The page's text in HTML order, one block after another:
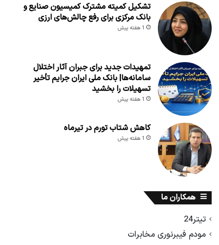
تشکیل کمیته مشترک کمیسیون صنایع و
بانک مرکزی برای رفع چالش‌های ارزی
1 هفته پیش
تمهیدات جدید برای جبران آثار اختلال
سامانه‌ها| بانک ملی ایران جرایم تأخیر
تسهیلات را بخشید
1 هفته پیش
کاهش شتاب تورم در تیرماه
1 هفته پیش
همکاران ما
تیتر24
مودم فیبرنوری مخابرات